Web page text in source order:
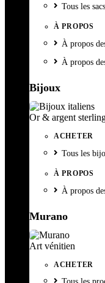
Tous les
À PROPOS
À propos
À propos
Bijoux
Or & argent
ACHETER
Tous les
À PROPOS
À propos
Murano
Art vénitien
ACHETER